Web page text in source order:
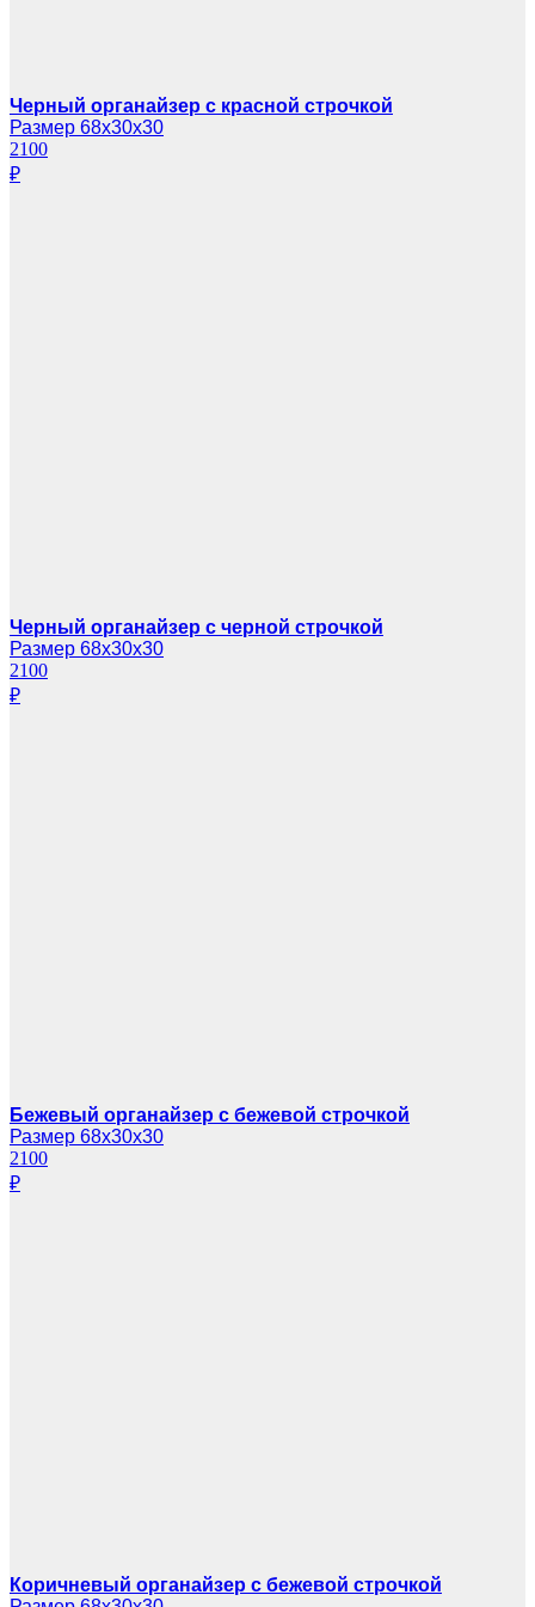
Черный органайзер с красной строчкой
Размер 68х30х30
2100
₽
Черный органайзер с черной строчкой
Размер 68х30х30
2100
₽
Бежевый органайзер с бежевой строчкой
Размер 68х30х30
2100
₽
Коричневый органайзер с бежевой строчкой